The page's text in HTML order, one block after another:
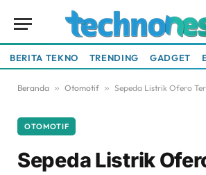
BERITA TEKNO TRENDING GADGET
Beranda » Otomotif » Sepeda Listrik Ofero Terbaru
OTOMOTIF
Sepeda Listrik